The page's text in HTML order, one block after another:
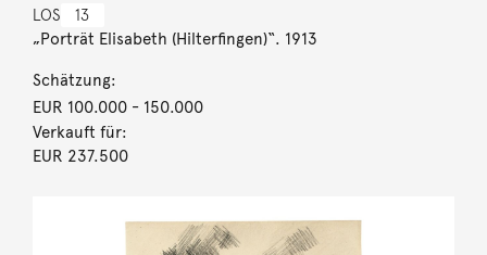
LOS 13
„Porträt Elisabeth (Hilterfingen)“. 1913
Schätzung:
EUR 100.000- 150.000
Verkauft für:
EUR 237.500